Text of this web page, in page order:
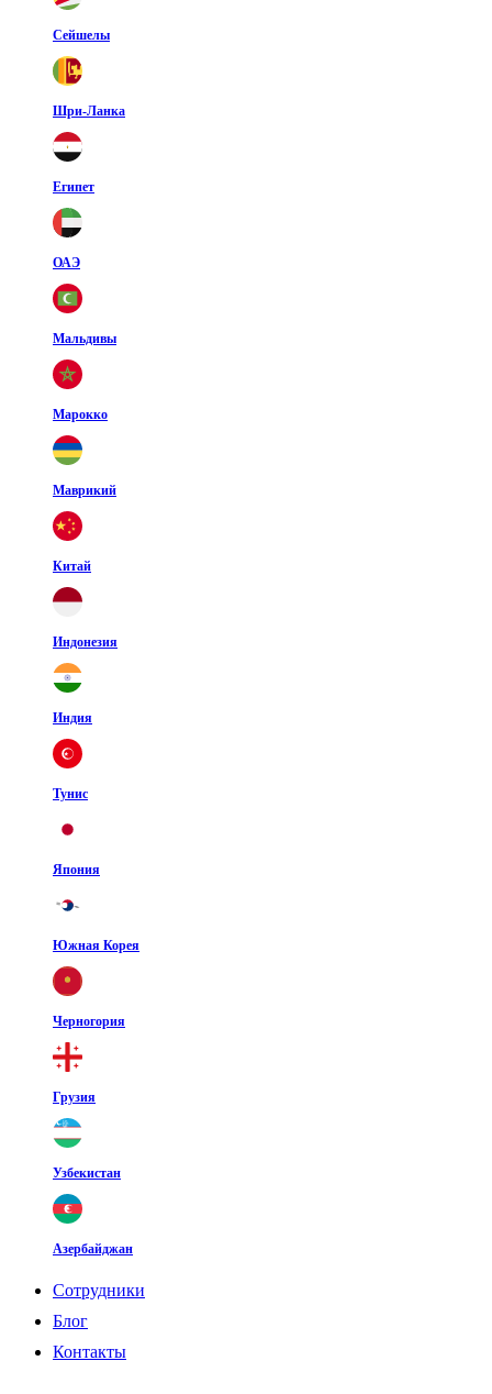
Сейшелы
Шри-Ланка
Египет
ОАЭ
Мальдивы
Марокко
Маврикий
Китай
Индонезия
Индия
Тунис
Япония
Южная Корея
Черногория
Грузия
Узбекистан
Азербайджан
Cотрудники
Блог
Контакты